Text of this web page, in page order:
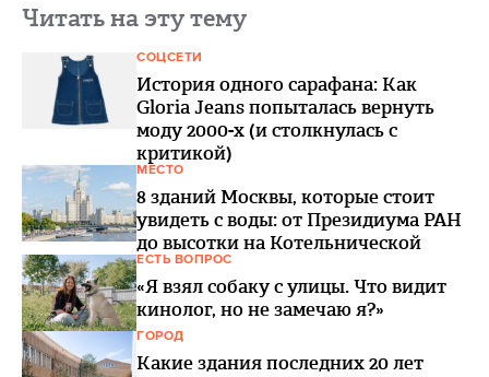
Читать на эту тему
СОЦСЕТИ
История одного сарафана: Как
Gloria Jeans попыталась вернуть
моду 2000-х (и столкнулась с
критикой)
МЕСТО
8 зданий Москвы, которые стоит
увидеть с воды: от Президиума РАН
до высотки на Котельнической
ЕСТЬ ВОПРОС
«Я взял собаку с улицы. Что видит
кинолог, но не замечаю я?»
ГОРОД
Какие здания последних 20 лет